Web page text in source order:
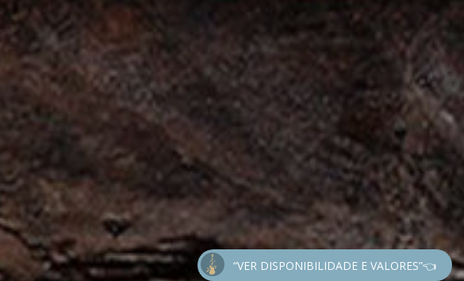
“VER DISPONIBILIDADE E VALORES”👈